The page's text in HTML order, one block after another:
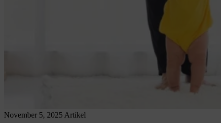
November 5, 2025 Artikel